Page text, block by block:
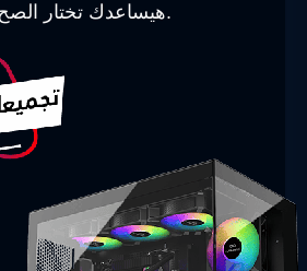
هيساعدك تختار الصح خطوة بخطوة.